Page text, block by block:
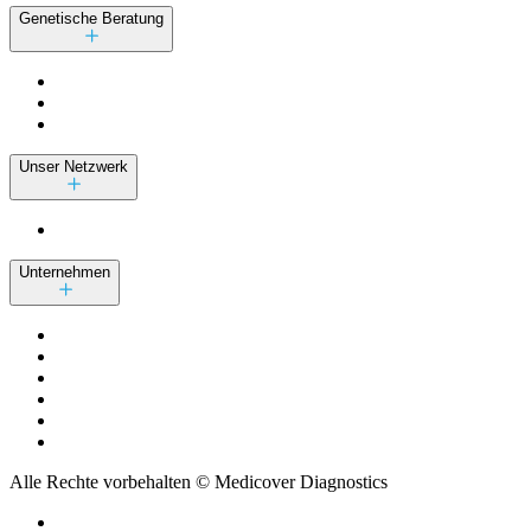
Genetische Beratung
Unser Netzwerk
Unternehmen
Alle Rechte vorbehalten © Medicover Diagnostics